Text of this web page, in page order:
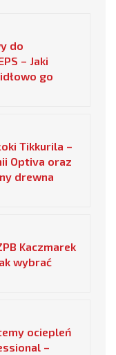
do
– Jaki
go
Tikkurila –
Optiva oraz
drewna
Kaczmarek
wybrać
ociepleń
–